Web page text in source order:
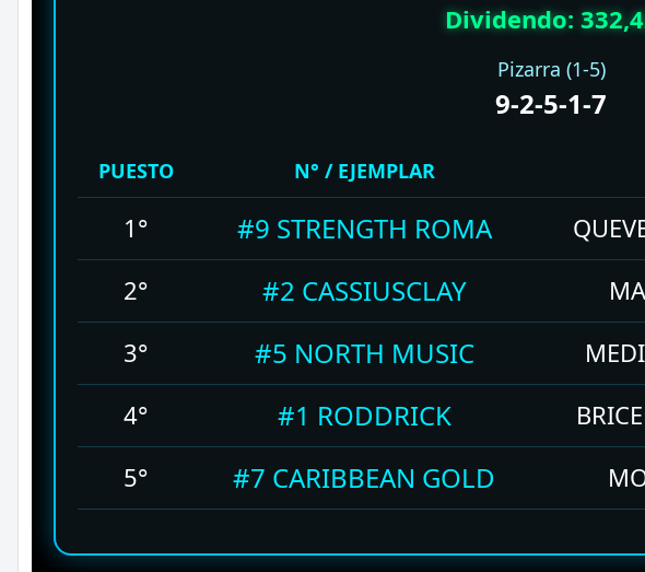
Dividendo:
Pizarra (1-5)
9-2-5-1-7
PUESTO N° / EJEMPLAR
1° #9 STRENGTH ROMA
2°
#2 CASSIUSCLAY
3°
#5 NORTH MUSIC
4°
#1 RODDRICK
5°
#7 CARIBBEAN GOLD